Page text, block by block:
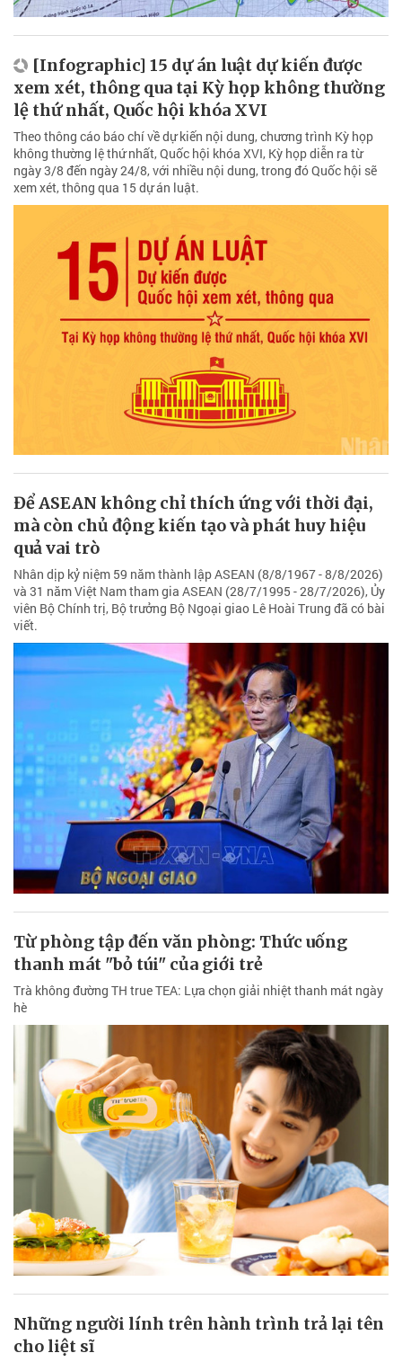
[Infographic] 15 dự án luật dự kiến được
xem xét, thông qua tại Kỳ họp không thường
lệ thứ nhất, Quốc hội khóa XVI
Theo thông cáo báo chí về dự kiến nội dung, chương trình Kỳ họp
không thường lệ thứ nhất, Quốc hội khóa XVI, Kỳ họp diễn ra từ
ngày 3/8 đến ngày 24/8, với nhiều nội dung, trong đó Quốc hội sẽ
xem xét, thông qua 15 dự án luật.
Để ASEAN không chỉ thích ứng với thời đại,
mà còn chủ động kiến tạo và phát huy hiệu
quả vai trò
Nhân dịp kỷ niệm 59 năm thành lập ASEAN (8/8/1967 - 8/8/2026)
và 31 năm Việt Nam tham gia ASEAN (28/7/1995 - 28/7/2026), Ủy
viên Bộ Chính trị, Bộ trưởng Bộ Ngoại giao Lê Hoài Trung đã có bài
viết.
Từ phòng tập đến văn phòng: Thức uống
thanh mát "bỏ túi" của giới trẻ
Trà không đường TH true TEA: Lựa chọn giải nhiệt thanh mát ngày
hè
Những người lính trên hành trình trả lại tên
cho liệt sĩ